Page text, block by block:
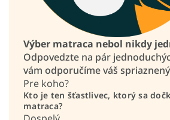
Výber matraca nebol nikdy
Odpovedzte na pár
vám odporučíme váš
Pre koho?
Kto je ten šťastlivec, ktorý sa
matraca?